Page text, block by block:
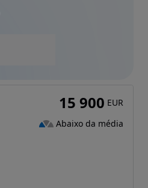
15 900 EUR
Abaixo da média